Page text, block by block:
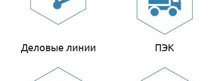
Деловые линии ПЭК